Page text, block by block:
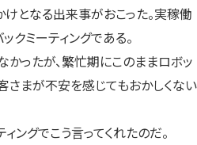
となる出来事がおこった。実稼働
クミーティングである。
ったが、繁忙期にこのままロボッ
さまが不安を感じてもおかしくない
ングでこう言ってくれたのだ。